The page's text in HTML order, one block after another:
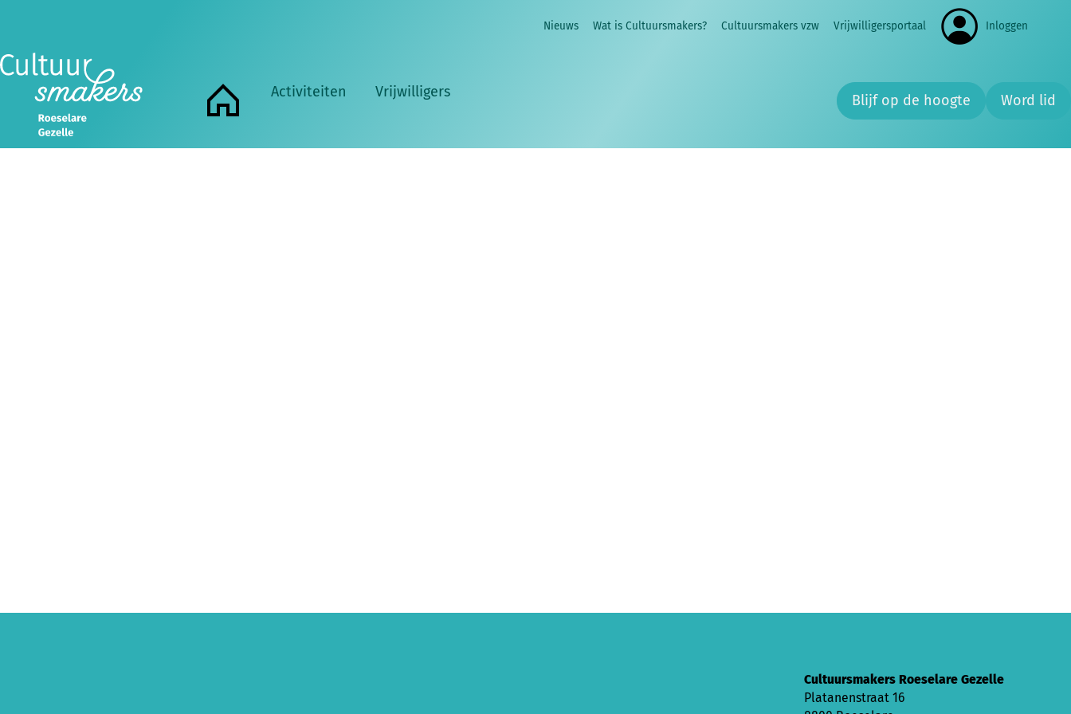
Home
Activiteiten Vrijwilligers Blijf op de hoogte Word lid
Nieuws Wat is Cultuursmakers? Cultuursmakers vzw Vrijwilligersportaal Inloggen
Zoeken
Cultuursmakers Roeselare Gezelle
Platanenstraat 16